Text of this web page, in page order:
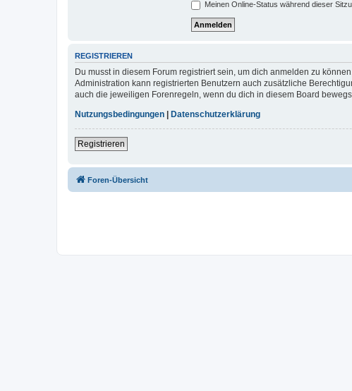
Meinen Online-Status während dieser
REGISTRIEREN
Du musst in diesem Forum registriert sein, um dich anmelden zu
Administration kann registrierten Benutzern auch zusätzliche
auch die jeweiligen Forenregeln, wenn du dich in diesem Board
Nutzungsbedingungen
Datenschutzerklärung
Registrieren
Foren-Übersicht